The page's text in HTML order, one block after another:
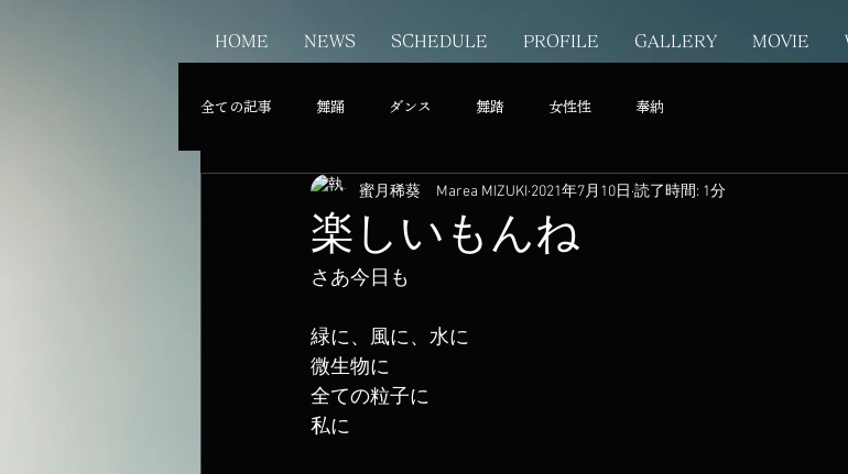
HOME NEWS SCHEDULE PROFILE GALLERY MOVIE
全ての記事 舞踊 ダンス 舞踏 女性性 奉納
楽しいもんね
蜜月稀葵 Marea MIZUKI 2021年7月10日 読了時間: 1分
さあ今日も
緑に、風に、水に
微生物に
全ての粒子に
私に